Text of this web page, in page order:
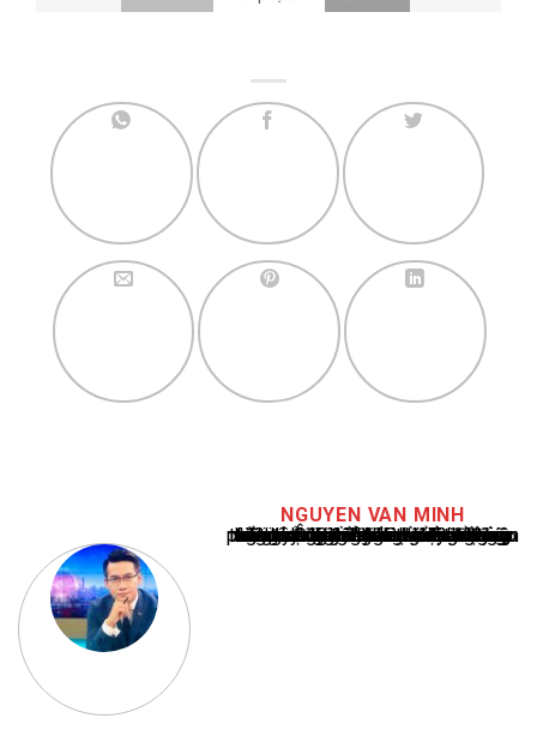
NGUYEN VAN MINH
Nguyễn Văn Minh là một trong những chuyên gia hàng đầu về báo cáo tin tức thể thao tại Việt Nam, với hơn 10 năm hoạt động trong ngành. Ông có kiến thức sâu rộng và kinh nghiệm đáng kể trong việc phân tích và báo cáo về các sự kiện thể thao hàng đầu. Sự hiểu biết sâu sắc của ông về ngành này đã giúp ông xây dựng uy tín và danh tiếng trong cộng đồng báo chí thể thao.